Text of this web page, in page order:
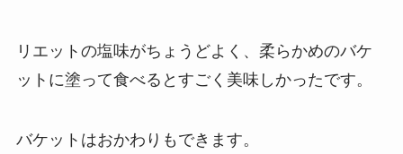
リエットの塩味がちょうどよく、柔らかめのバケ
ットに塗って食べるとすごく美味しかったです。
バケットはおかわりもできます。